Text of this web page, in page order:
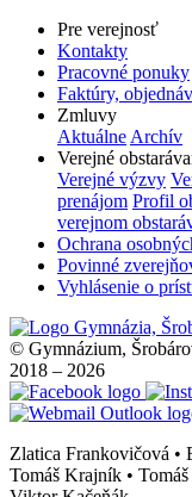
Pre verejnosť
Kontakty
Pracovné ponuky
Faktúry,
Zmluvy
Aktuálne Archív
Verejné
Verejné výzvy
prenájom Profil
verejnom
Ochrana
Povinné
Vyhlásenie o
© Gymnázium,
2018 – 2026
Zlatica Frankovičová •
Tomáš Krajník • Tomáš